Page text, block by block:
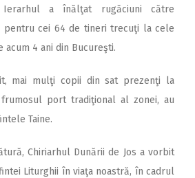
a înălţat rugăciuni către
pentru cei 64 de tineri trecuţi la cele
acum 4 ani din Bucureşti.
mai mulţi copii din sat prezenţi la
port tradiţional al zonei, au
Taine.
Chiriarhul Dunării de Jos a vorbit
Liturghii în viaţa noastră, în cadrul